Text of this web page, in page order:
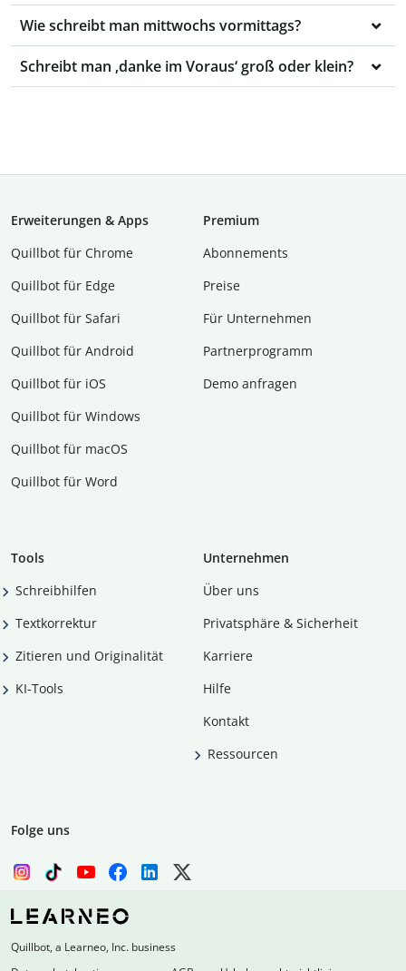
Wie schreibt man mittwochs vormittags?
Schreibt man ‚danke im Voraus‘ groß oder klein?
Erweiterungen & Apps
Quillbot für Chrome
Quillbot für Edge
Quillbot für Safari
Quillbot für Android
Quillbot für iOS
Quillbot für Windows
Quillbot für macOS
Quillbot für Word
Premium
Abon­ne­ments
Preise
Für Unternehmen
Partnerprogramm
Demo anfragen
Tools
Schreibhilfen
Textkorrektur
Zitieren und Originalität
KI-Tools
Unternehmen
Über uns
Privatsphäre & Sicherheit
Karriere
Hilfe
Kontakt
Ressourcen
Folge uns
Quillbot, a Learneo, Inc. business